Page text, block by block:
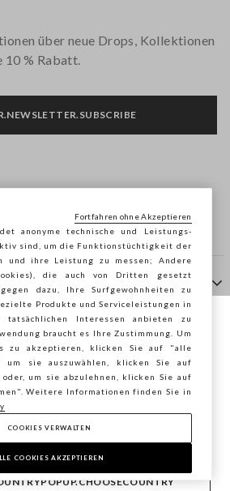
über neue Drops, Kollektionen
10 % Rabatt.
MwSt.-Nr. 04240010274 - Kap.
290.923.470 -2.4.0
Seite von STEFANEL
Sie Ihren Standort
BESTÄTIGEN
Deutschland
anonyme technische und Leistungs-
sind, um die Funktionstüchtigkeit der
und ihre Leistung zu messen; Andere
die auch von Dritten gesetzt
dazu, Ihre Surfgewohnheiten zu
Produkte und Serviceleistungen in
Interessen anbieten zu
braucht es Ihre Zustimmung. Um
zu akzeptieren, klicken Sie auf "alle
um sie auszuwählen, klicken Sie auf
um sie abzulehnen, klicken Sie auf
Weitere Informationen finden Sie in
COOKIES VERWALTEN
COOKIES AKZEPTIEREN
Fortfahren ohne Akzeptieren